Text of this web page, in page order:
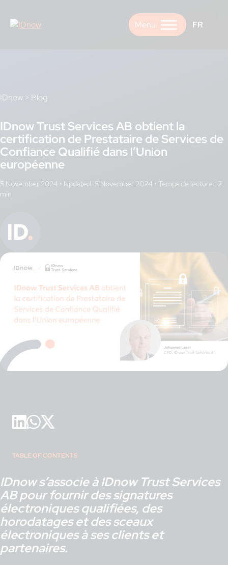
content
FR
IDnow > Blog
IDnow Trust Services AB obtient la
certification de Prestataire de Services de
Confiance Qualifié dans l’Union
européenne
5 November 2024 • Updated: 5 November 2024 •
TABLE OF CONTENTS
IDnow s’associe à IDnow Trust Services
AB pour fournir des signatures
électroniques qualifiées, des
horodatages et des sceaux
électroniques à ses clients et
partenaires.